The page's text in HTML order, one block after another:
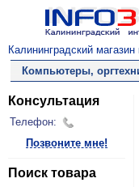
Калининградский
Компьютеры,
Консультация
Телефон:
Позвоните мне!
Поиск товара